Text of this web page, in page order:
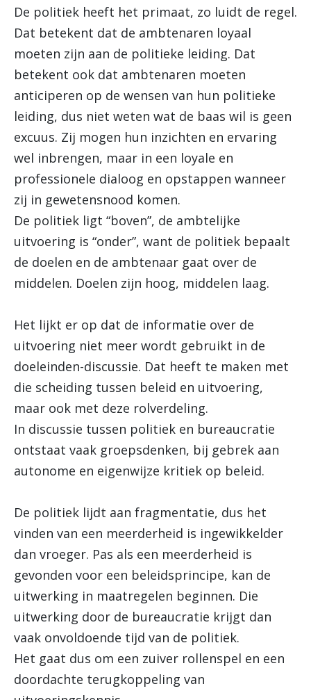
De politiek heeft het primaat, zo luidt de regel.
Dat betekent dat de ambtenaren loyaal
moeten zijn aan de politieke leiding. Dat
betekent ook dat ambtenaren moeten
anticiperen op de wensen van hun politieke
leiding, dus niet weten wat de baas wil is geen
excuus. Zij mogen hun inzichten en ervaring
wel inbrengen, maar in een loyale en
professionele dialoog en opstappen wanneer
zij in gewetensnood komen.
De politiek ligt “boven”, de ambtelijke
uitvoering is “onder”, want de politiek bepaalt
de doelen en de ambtenaar gaat over de
middelen. Doelen zijn hoog, middelen laag.
Het lijkt er op dat de informatie over de
uitvoering niet meer wordt gebruikt in de
doeleinden-discussie. Dat heeft te maken met
die scheiding tussen beleid en uitvoering,
maar ook met deze rolverdeling.
In discussie tussen politiek en bureaucratie
ontstaat vaak groepsdenken, bij gebrek aan
autonome en eigenwijze kritiek op beleid.
De politiek lijdt aan fragmentatie, dus het
vinden van een meerderheid is ingewikkelder
dan vroeger. Pas als een meerderheid is
gevonden voor een beleidsprincipe, kan de
uitwerking in maatregelen beginnen. Die
uitwerking door de bureaucratie krijgt dan
vaak onvoldoende tijd van de politiek.
Het gaat dus om een zuiver rollenspel en een
doordachte terugkoppeling van